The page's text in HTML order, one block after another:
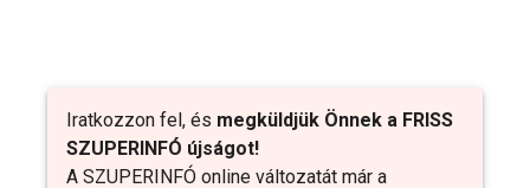
Iratkozzon fel, és megküldjük Önnek a FRISS
SZUPERINFÓ újságot!
A SZUPERINFÓ online változatát már a